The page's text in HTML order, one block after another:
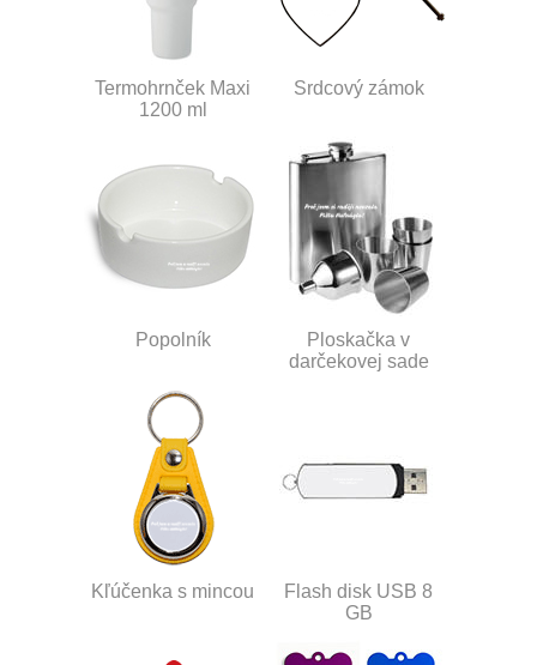
Termohrnček Maxi
1200 ml
Srdcový zámok
Popolník
Ploskačka v
darčekovej sade
Kľúčenka s mincou
Flash disk USB 8
GB